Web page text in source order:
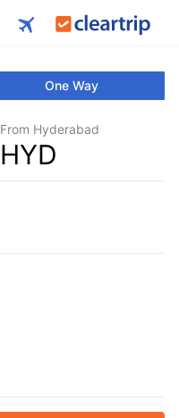
One Way
From Hyderabad
HYD